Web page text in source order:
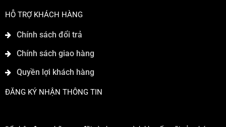
HỖ TRỢ KHÁCH HÀNG
Chính sách đổi trả
Chính sách giao hàng
Quyền lợi khách hàng
ĐĂNG KÝ NHẬN THÔNG TIN